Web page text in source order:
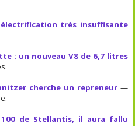
électrification très insuffisante
: un nouveau V8 de 6,7 litres
cherche un repreneur—
de Stellantis, il aura fallu